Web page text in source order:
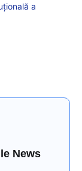
a
News